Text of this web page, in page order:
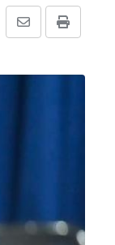
Print
Share
Email